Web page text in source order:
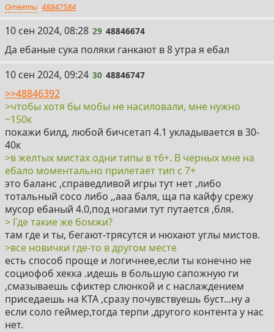
Ответы 48847584
29
10 сен 2024, 08:28 29 48846674
Да ебаные сука поляки ганкают в 8 утра я ебал
30
10 сен 2024, 09:24 30 48846747
>>48846392
>чтобы хотя бы мобы не насиловали, мне нужно
~150к
покажи билд, любой бичсетап 4.1 укладывается в 30-
40к
>в желтых мистах одни типы в т6+. В черных мне на
ебало моментально прилетает тип с 7+
это баланс ,справедливой игры тут нет ,либо
тотальный сосо либо ,,ааа баля, ща па кайфу срежу
мусор ебаный 4.0,под ногами тут путается ,бля.
> Где такие же бомжи?
там где и ты, бегают-трясутся и нюхают углы мистов.
>все новички где-то в другом месте
есть способ проще и логичнее,если ты конечно не
социофоб хекка .идешь в большую сапожную ги
,смазываешь сфиктер слюнкой и с наслаждением
приседаешь на КТА ,сразу почувствуешь буст...ну а
если соло геймер,тогда терпи ,другого контента у нас
нет.